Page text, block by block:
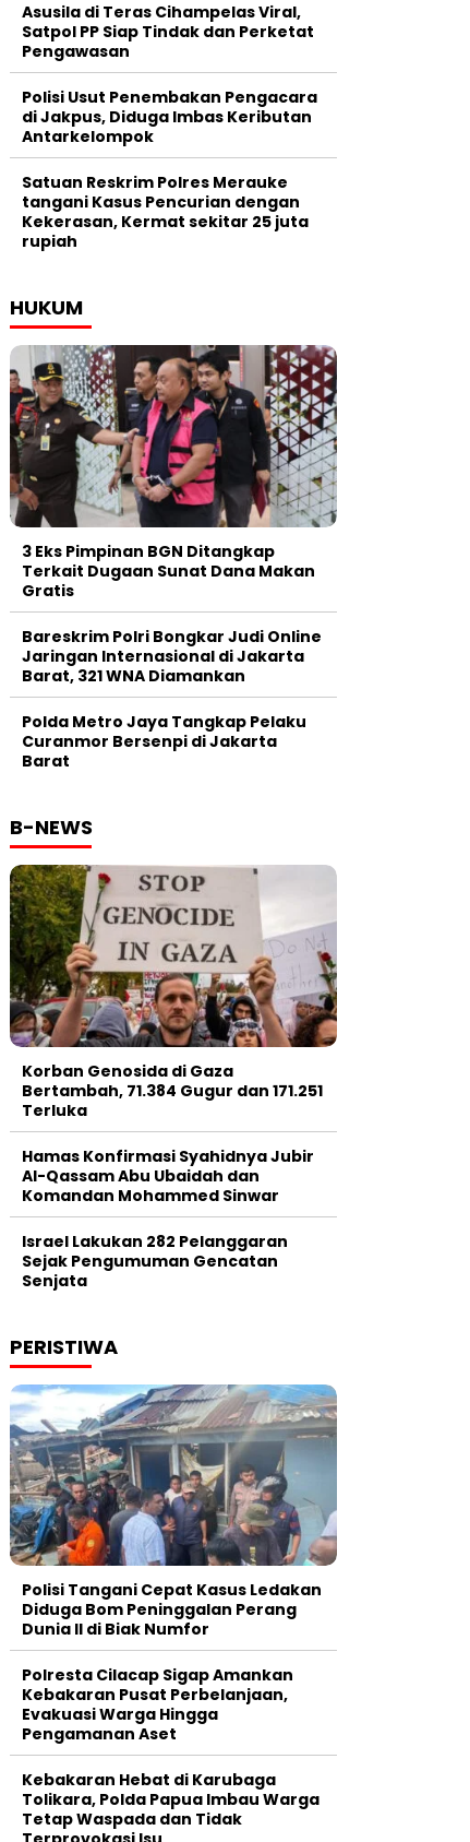
Asusila di Teras Cihampelas Viral,
Satpol PP Siap Tindak dan Perketat
Pengawasan
Polisi Usut Penembakan Pengacara
di Jakpus, Diduga Imbas Keributan
Antarkelompok
Satuan Reskrim Polres Merauke
tangani Kasus Pencurian dengan
Kekerasan, Kermat sekitar 25 juta
rupiah
HUKUM
3 Eks Pimpinan BGN Ditangkap
Terkait Dugaan Sunat Dana Makan
Gratis
Bareskrim Polri Bongkar Judi Online
Jaringan Internasional di Jakarta
Barat, 321 WNA Diamankan
Polda Metro Jaya Tangkap Pelaku
Curanmor Bersenpi di Jakarta
Barat
B-NEWS
Korban Genosida di Gaza
Bertambah, 71.384 Gugur dan 171.251
Terluka
Hamas Konfirmasi Syahidnya Jubir
Al-Qassam Abu Ubaidah dan
Komandan Mohammed Sinwar
Israel Lakukan 282 Pelanggaran
Sejak Pengumuman Gencatan
Senjata
PERISTIWA
Polisi Tangani Cepat Kasus Ledakan
Diduga Bom Peninggalan Perang
Dunia II di Biak Numfor
Polresta Cilacap Sigap Amankan
Kebakaran Pusat Perbelanjaan,
Evakuasi Warga Hingga
Pengamanan Aset
Kebakaran Hebat di Karubaga
Tolikara, Polda Papua Imbau Warga
Tetap Waspada dan Tidak